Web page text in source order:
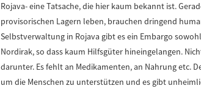
Rojava- eine Tatsache, die hier kaum bekannt ist.
provisorischen Lagern leben, brauchen dringend
Selbstverwaltung in Rojava gibt es ein Embargo
Nordirak, so dass kaum Hilfsgüter hineingelangen.
darunter. Es fehlt an Medikamenten, an Nahrung etc.
um die Menschen zu unterstützen und es gibt